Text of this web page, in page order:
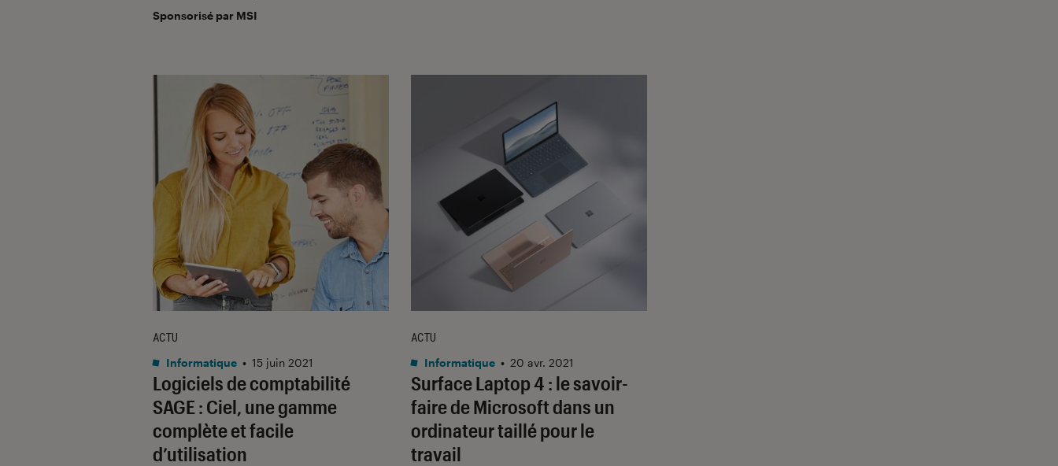
Sponsorisé par MSI
Logiciels de comptabilité
SAGE : Ciel, une gamme
complète et facile
d’utilisation
ACTU
Informatique • 15 juin 2021
Surface Laptop 4 : le savoir-
faire de Microsoft dans un
ordinateur taillé pour le
travail
ACTU
Informatique • 20 avr. 2021